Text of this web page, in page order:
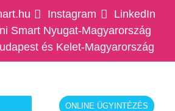
Instagram
LinkedIn
Smart Nyugat-Magyarország
és Kelet-Magyarország
ONLINE ÜGYINTÉZÉS